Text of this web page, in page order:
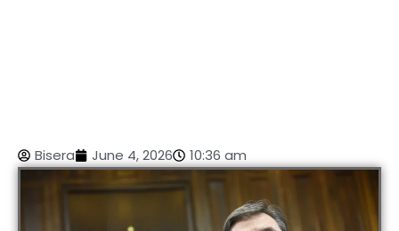
Bisera June 4, 2026 10:36 am